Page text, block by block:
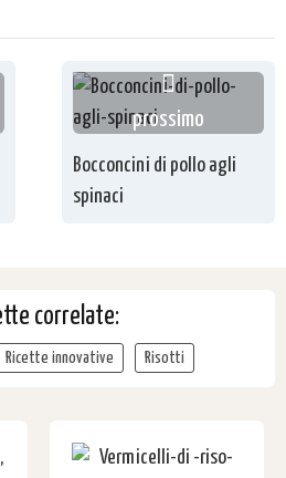
prossimo
Bocconcini di pollo agli
spinaci
correlate:
Ricette innovative Risotti